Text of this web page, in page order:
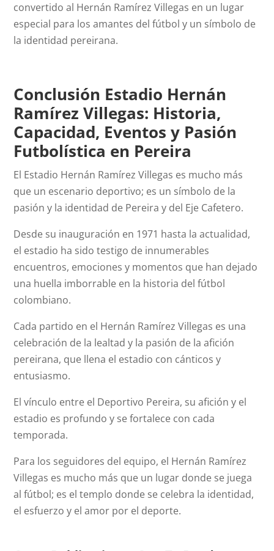
convertido al Hernán Ramírez Villegas en un lugar
especial para los amantes del fútbol y un símbolo de
la identidad pereirana.
Conclusión Estadio Hernán
Ramírez Villegas: Historia,
Capacidad, Eventos y Pasión
Futbolística en Pereira
El Estadio Hernán Ramírez Villegas es mucho más
que un escenario deportivo; es un símbolo de la
pasión y la identidad de Pereira y del Eje Cafetero.
Desde su inauguración en 1971 hasta la actualidad,
el estadio ha sido testigo de innumerables
encuentros, emociones y momentos que han dejado
una huella imborrable en la historia del fútbol
colombiano.
Cada partido en el Hernán Ramírez Villegas es una
celebración de la lealtad y la pasión de la afición
pereirana, que llena el estadio con cánticos y
entusiasmo.
El vínculo entre el Deportivo Pereira, su afición y el
estadio es profundo y se fortalece con cada
temporada.
Para los seguidores del equipo, el Hernán Ramírez
Villegas es mucho más que un lugar donde se juega
al fútbol; es el templo donde se celebra la identidad,
el esfuerzo y el amor por el deporte.